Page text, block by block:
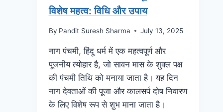
विशेष महत्व: विधि और उपाय
By Pandit Suresh Sharma July 13, 2025
नाग पंचमी, हिंदू धर्म में एक महत्वपूर्ण और
पूजनीय त्योहार है, जो सावन मास के शुक्ल पक्ष
की पंचमी तिथि को मनाया जाता है। यह दिन
नाग देवताओं की पूजा और कालसर्प दोष निवारण
के लिए विशेष रूप से शुभ माना जाता है।